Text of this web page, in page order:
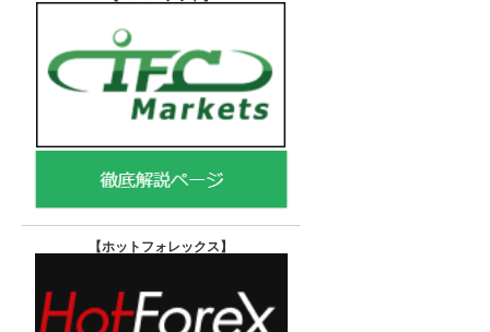
【ホットフォレックス 】